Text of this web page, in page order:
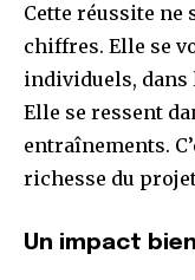
Cette réussite ne
chiffres. Elle se
individuels, dans
Elle se ressent
entraînements.
richesse du
Un impact